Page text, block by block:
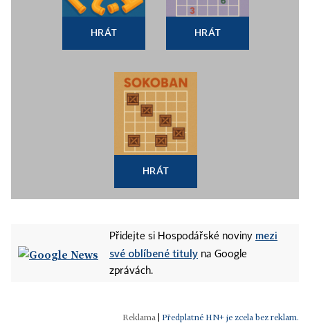
HRÁT HRÁT
HRÁT
Přidejte si Hospodářské noviny mezi
své oblíbené tituly na Google
zprávách.
Předplatné HN+ je zcela bez reklam.